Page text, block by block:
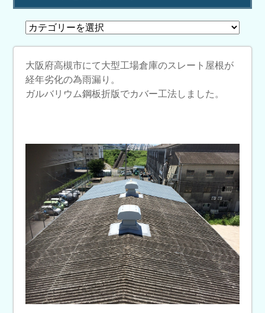
大阪府高槻市にて大型工場倉庫のスレート屋根が
経年劣化の為雨漏り。
ガルバリウム鋼板折版でカバー工法しました。